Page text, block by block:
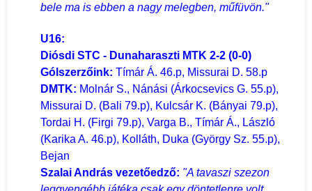
bele ma is ebben a nagy melegben, műfüvön."
U16:
Diósdi STC - Dunaharaszti MTK 2-2 (0-0)
Gólszerzőink: Tímár Á. 46.p, Missurai D. 58.p
DMTK: Molnár S., Nánási (Árkocsevics G. 55.p),
Missurai D. (Bali 79.p), Kulcsár K. (Bányai 79.p),
Tordai H. (Firgi 79.p), Varga B., Tímár Á., László
(Karika A. 46.p), Kolláth, Duka (György Sz. 55.p),
Bejan
Szalai András vezetőedző: "A tavaszi szezon